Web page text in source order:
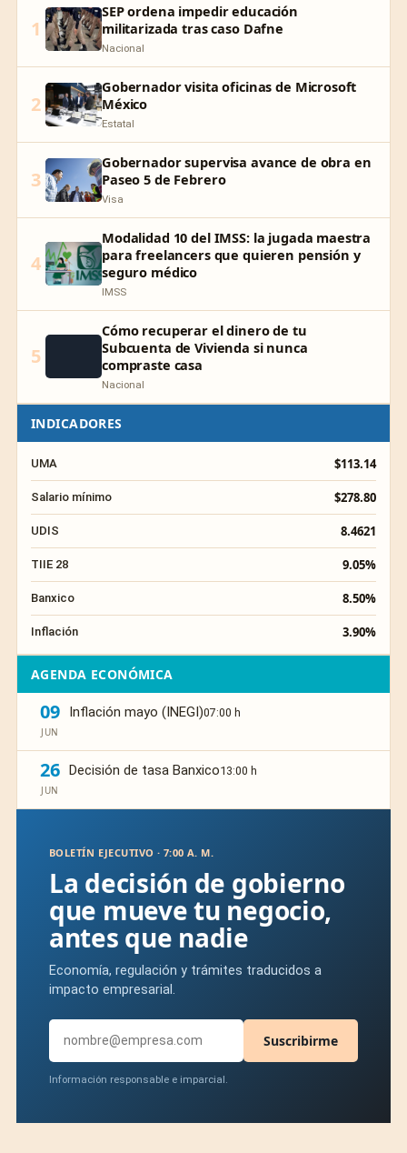
1
SEP ordena impedir educación
militarizada tras caso Dafne
Nacional
2
Gobernador visita oficinas de Microsoft
México
Estatal
3
Gobernador supervisa avance de obra en
Paseo 5 de Febrero
Visa
4
Modalidad 10 del IMSS: la jugada maestra
para freelancers que quieren pensión y
seguro médico
IMSS
5
Cómo recuperar el dinero de tu
Subcuenta de Vivienda si nunca
compraste casa
Nacional
INDICADORES
UMA $113.14
Salario mínimo $278.80
UDIS 8.4621
TIIE 28 9.05%
Banxico 8.50%
Inflación 3.90%
AGENDA ECONÓMICA
09
JUN
Inflación mayo (INEGI)07:00 h
26
JUN
Decisión de tasa Banxico13:00 h
BOLETÍN EJECUTIVO · 7:00 A. M.
La decisión de gobierno
que mueve tu negocio,
antes que nadie
Economía, regulación y trámites traducidos a
impacto empresarial.
Suscribirme
Información responsable e imparcial.